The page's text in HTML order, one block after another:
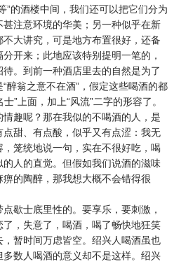
”的酒楼中间，我们还可以把它们分为
注意环境的华美；另一种似乎在新
大讲究，可是地方布置很好，还备
开来；此地应该特别提明一笔的，
。到前一种酒店里去的自然是为了
醉翁之意不在酒”，假定这些喝酒的都
”上面，加上“风流”二字的形容了。
趣呢？那在我似的不喝酒的人，是
甜、有点酸，似乎又有点涩：我无
笼统地说一句，实在不很好吃，喝
人的直觉。但假如我们说酒的滋味
的陶醉，那我想大概不会错得很
歇士底里性的。要享乐，要刺激，
，失意了，喝酒，喝了畅快地狂笑
暂时间万虑皆空。绍兴人喝酒虽也
数人喝酒的意义却不是这样。绍兴